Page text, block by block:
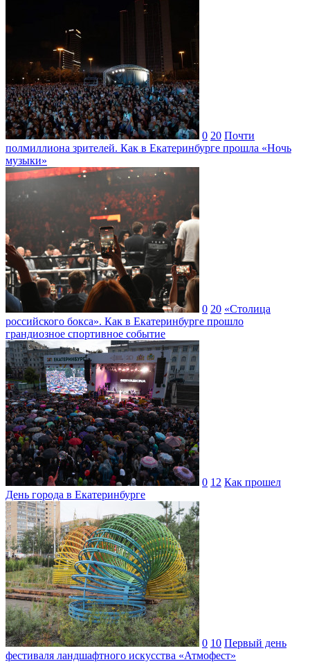
0 20 Почти
полмиллиона зрителей. Как в Екатеринбурге прошла «Ночь
музыки»
0 20 «Столица
российского бокса». Как в Екатеринбурге прошло
грандиозное спортивное событие
0 12 Как прошел
День города в Екатеринбурге
0 10 Первый день
фестиваля ландшафтного искусства «Атмофест»